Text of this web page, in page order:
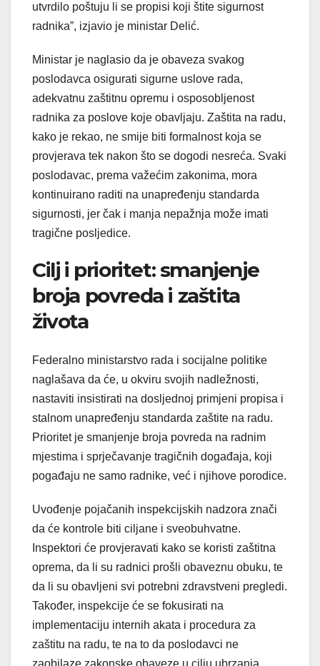
utvrdilo poštuju li se propisi koji štite sigurnost
radnika”, izjavio je ministar Delić.
Ministar je naglasio da je obaveza svakog
poslodavca osigurati sigurne uslove rada,
adekvatnu zaštitnu opremu i osposobljenost
radnika za poslove koje obavljaju. Zaštita na radu,
kako je rekao, ne smije biti formalnost koja se
provjerava tek nakon što se dogodi nesreća. Svaki
poslodavac, prema važećim zakonima, mora
kontinuirano raditi na unapređenju standarda
sigurnosti, jer čak i manja nepažnja može imati
tragične posljedice.
Cilj i prioritet: smanjenje
broja povreda i zaštita
života
Federalno ministarstvo rada i socijalne politike
naglašava da će, u okviru svojih nadležnosti,
nastaviti insistirati na dosljednoj primjeni propisa i
stalnom unapređenju standarda zaštite na radu.
Prioritet je smanjenje broja povreda na radnim
mjestima i sprječavanje tragičnih događaja, koji
pogađaju ne samo radnike, već i njihove porodice.
Uvođenje pojačanih inspekcijskih nadzora znači
da će kontrole biti ciljane i sveobuhvatne.
Inspektori će provjeravati kako se koristi zaštitna
oprema, da li su radnici prošli obaveznu obuku, te
da li su obavljeni svi potrebni zdravstveni pregledi.
Također, inspekcije će se fokusirati na
implementaciju internih akata i procedura za
zaštitu na radu, te na to da poslodavci ne
zaobilaze zakonske obaveze u cilju ubrzanja